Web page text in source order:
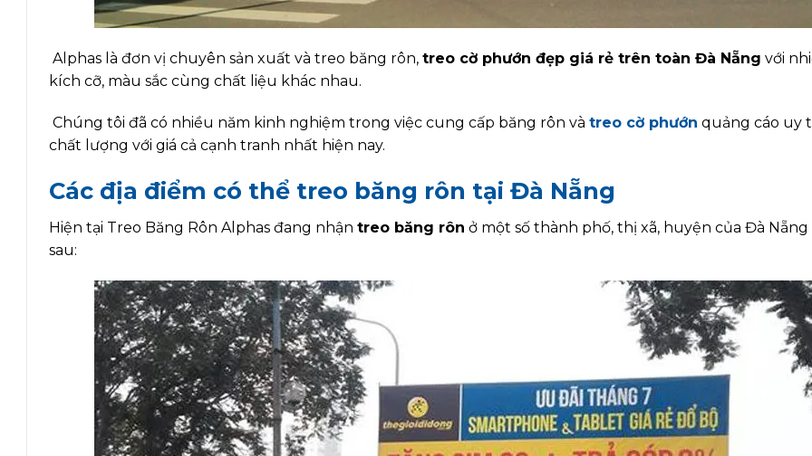
Alphas là đơn vị chuyên sản xuất và treo băng rôn, treo cờ phướn đẹp giá rẻ trên toàn Đà Nẵng với
kích cỡ, màu sắc cùng chất liệu khác nhau.
Chúng tôi đã có nhiều năm kinh nghiệm trong việc cung cấp băng rôn và treo cờ phướn quảng cáo uy
chất lượng với giá cả cạnh tranh nhất hiện nay.
Các địa điểm có thể treo băng rôn tại Đà Nẵng
Hiện tại Treo Băng Rôn Alphas đang nhận treo băng rôn ở một số thành phố, thị xã, huyện của Đà
sau: